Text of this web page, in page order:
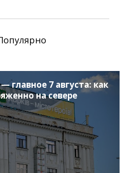
главное 7 августа: как
на севере